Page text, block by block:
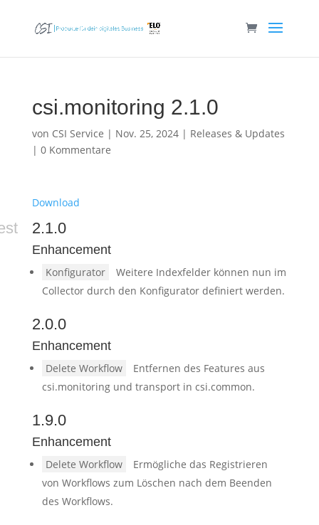
csi.monitoring 2.1.0
von CSI Service | Nov. 25, 2024| Releases & Updates
| 0 Kommentare
Download
2.1.0
Enhancement
Konfigurator
Weitere Indexfelder können nun im
Collector durch den Konfigurator definiert werden.
2.0.0
Enhancement
Delete Workflow
Entfernen des Features aus
csi.monitoring und transport in csi.common.
1.9.0
Enhancement
Delete Workflow
Ermögliche das Registrieren
von Workflows zum Löschen nach dem Beenden
des Workflows.